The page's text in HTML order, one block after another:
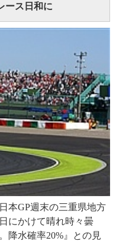
ース日和に
本GP週末の三重県地方
にかけて晴れ時々曇
降水確率20%』との見